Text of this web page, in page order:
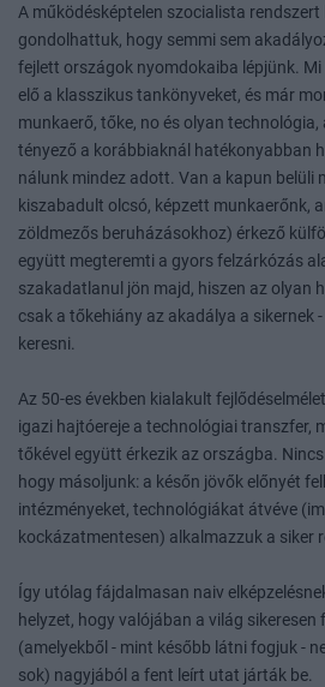
A működésképtelen szocialista
gondolhattuk, hogy semmi sem
fejlett országok nyomdokaiba lépjünk. Mi
elő a klasszikus tankönyveket, és már
munkaerő, tőke, no és olyan
tényező a korábbiaknál hatékonyabban
nálunk mindez adott. Van a kapun belüli
kiszabadult olcsó, képzett munkaerőnk,
zöldmezős beruházásokhoz) érkező
együtt megteremti a gyors felzárkózás
szakadatlanul jön majd, hiszen az olyan
csak a tőkehiány az akadálya a sikernek
keresni.
Az 50-es években kialakult
igazi hajtóereje a technológiai transzfer,
tőkével együtt érkezik az országba.
hogy másoljunk: a későn jövők előnyét
intézményeket, technológiákat átvéve
kockázatmentesen) alkalmazzuk a siker
Így utólag fájdalmasan naiv
helyzet, hogy valójában a világ
(amelyekből - mint később látni fogjuk -
sok) nagyjából a fent leírt utat járták be.